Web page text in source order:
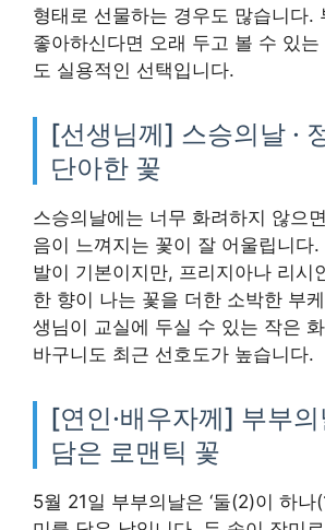
형태로 선물하는 경우도 많습니다.
좋아하신다면 오래 두고 볼 수 있
도 실용적인 선택입니다.
[선생님께] 스승의날 ·
단아한 꽃
스승의날에는 너무 화려하지 않으
음이 느껴지는 꽃이 잘 어울립니다
발이 기본이지만, 프리지아나 리시
한 향이 나는 꽃을 더한 소박한 부
생님이 교실에 두실 수 있는 작은
바구니도 최근 선호도가 높습니다.
[연인·배우자께] 부부의
담은 로맨틱 꽃
5월 21일 부부의날은 ‘둘(2)이 하나